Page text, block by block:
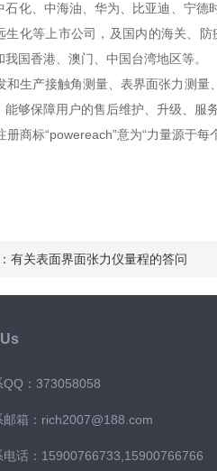
石化、中海油、华为、比亚迪、宁德
生化等上市公司，及国内的海关、
我国香港、澳门、中国台湾地区等。
生产接触角测量、表界面张力测量
能够保障用户的售后维护、升级、服务
商标“powereach”意为“力量源于每
有关表面界面张力仪量程的答问
QQ：373058058
邮箱：rich2007@188.com
电话：15900766733,15900766766